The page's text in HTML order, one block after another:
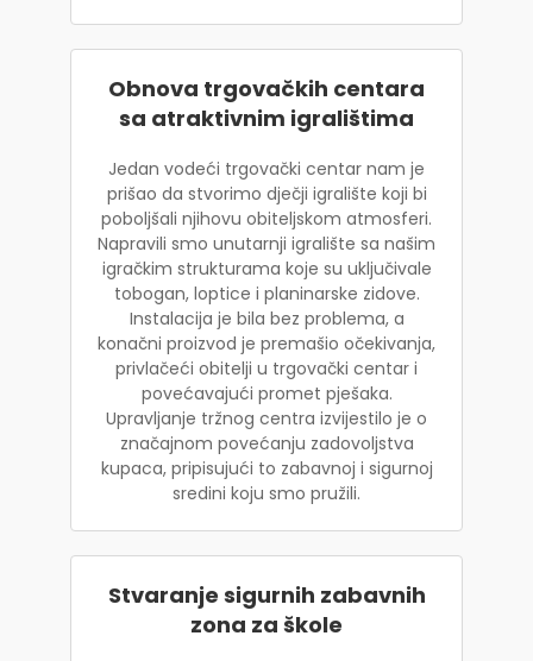
Obnova trgovačkih centara
sa atraktivnim igralištima
Jedan vodeći trgovački centar nam je
prišao da stvorimo dječji igralište koji bi
poboljšali njihovu obiteljskom atmosferi.
Napravili smo unutarnji igralište sa našim
igračkim strukturama koje su uključivale
tobogan, loptice i planinarske zidove.
Instalacija je bila bez problema, a
konačni proizvod je premašio očekivanja,
privlačeći obitelji u trgovački centar i
povećavajući promet pješaka.
Upravljanje tržnog centra izvijestilo je o
značajnom povećanju zadovoljstva
kupaca, pripisujući to zabavnoj i sigurnoj
sredini koju smo pružili.
Stvaranje sigurnih zabavnih
zona za škole